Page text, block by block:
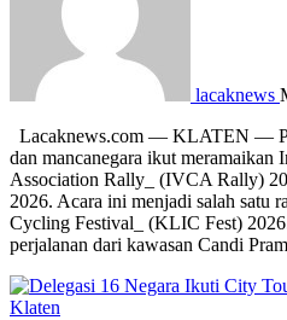
lacaknews
Lacaknews.com — KLATEN —
dan mancanegara ikut meramaikan
Association Rally_ (IVCA Rally)
2026. Acara ini menjadi salah satu
Cycling Festival_ (KLIC Fest)
perjalanan dari kawasan Candi